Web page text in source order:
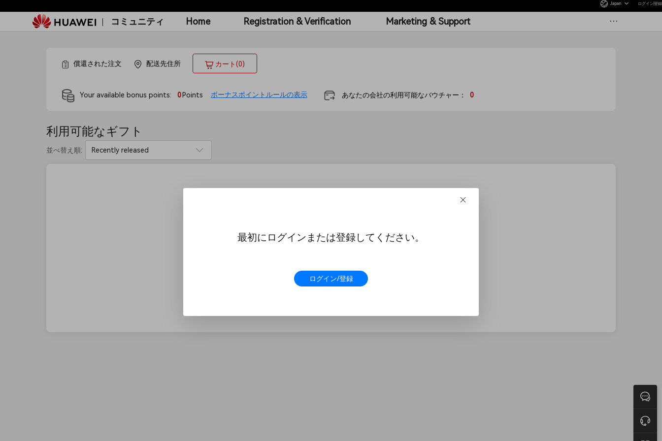
Japan ログイン登録
コミュニティ Home Registration & Verification
Marketing & Support
more
フィードバックの問題
オンラインサポート
償還された注文 配送先住所 カート(0)
Your available bonus points: 0 Points ボーナスポイントルールの表示 あなたの会社の利用可能なバウチャー： 0
利用可能なギフト
並べ替え順:
近日公開予定ですので、ご期待ください!
最初にログインまたは登録してください。
ログイン/登録